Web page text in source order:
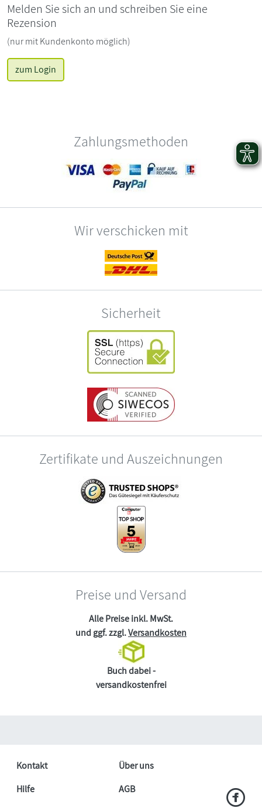
Melden Sie sich an und schreiben Sie eine
Rezension
(nur mit Kundenkonto möglich)
zum Login
Zahlungsmethoden
Wir verschicken mit
Sicherheit
Zertifikate und Auszeichnungen
Preise und Versand
Alle Preise inkl. MwSt.
und ggf. zzgl.Versandkosten
Buch dabei -
versandkostenfrei
Kontakt
Über uns
Hilfe
AGB